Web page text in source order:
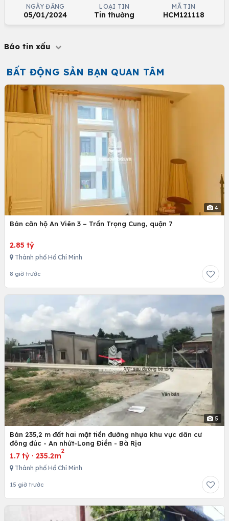
NGÀY ĐĂNG
05/01/2024
LOẠI TIN
Tin thường
MÃ TIN
HCM121118
Báo tin xấu
BẤT ĐỘNG SẢN BẠN QUAN TÂM
4
Bán căn hộ An Viên 3 – Trần Trọng Cung, quận 7
2.85 tỷ
Thành phố Hồ Chí Minh
8 giờ trước
5
Bán 235,2 m đất hai mặt tiền đường nhựa khu vực dân cư
đông đúc - An nhứt-Long Điền - Bà Rịa
1.7 tỷ · 235.2m
2
Thành phố Hồ Chí Minh
15 giờ trước